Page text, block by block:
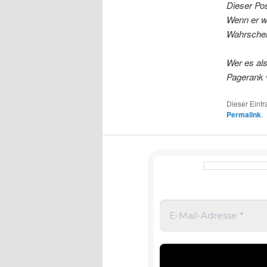
Dieser
Wenn er
Wer es
Pagerank
Dieser
Permalink.